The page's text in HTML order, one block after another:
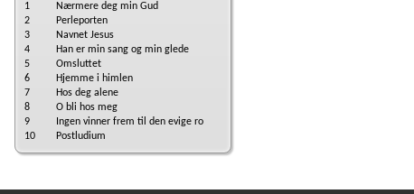
1
Nærmere deg min Gud
2
Perleporten
3
Navnet Jesus
4
Han er min sang og min glede
5
Omsluttet
6
Hjemme i himlen
7
Hos deg alene
8
O bli hos meg
9
Ingen vinner frem til den evige ro
10
Postludium